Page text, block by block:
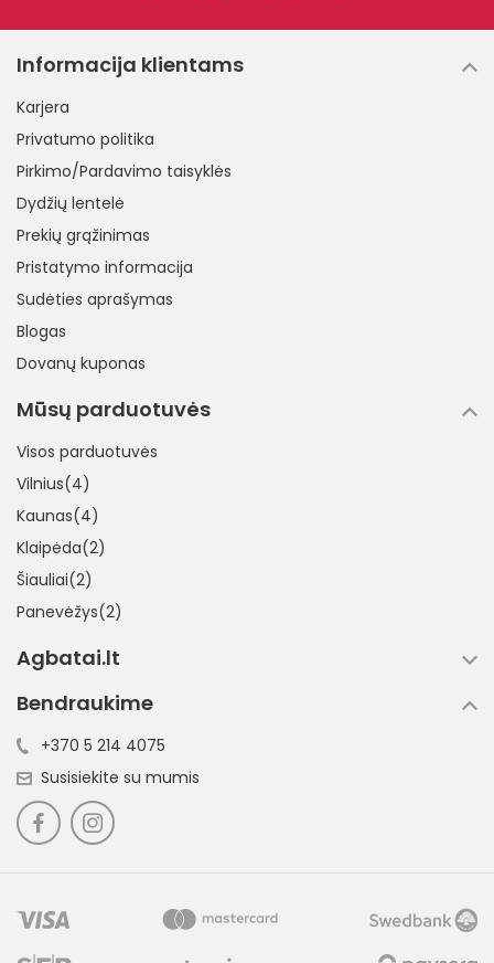
Informacija klientams
Karjera
Privatumo politika
Pirkimo/Pardavimo taisyklės
Dydžių lentelė
Prekių grąžinimas
Pristatymo informacija
Sudėties aprašymas
Blogas
Dovanų kuponas
Mūsų parduotuvės
Visos parduotuvės
Vilnius(4)
Kaunas(4)
Klaipėda(2)
Šiauliai(2)
Panevėžys(2)
Agbatai.lt
Bendraukime
+370 5 214 4075
Susisiekite su mumis